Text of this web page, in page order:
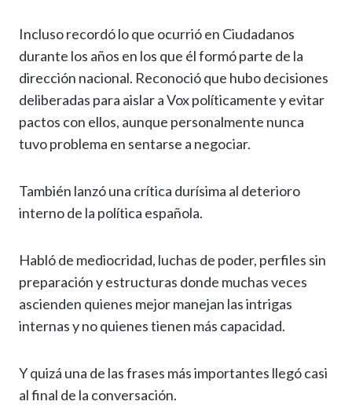
Incluso recordó lo que ocurrió en Ciudadanos
durante los años en los que él formó parte de la
dirección nacional. Reconoció que hubo decisiones
deliberadas para aislar a Vox políticamente y evitar
pactos con ellos, aunque personalmente nunca
tuvo problema en sentarse a negociar.
También lanzó una crítica durísima al deterioro
interno de la política española.
Habló de mediocridad, luchas de poder, perfiles sin
preparación y estructuras donde muchas veces
ascienden quienes mejor manejan las intrigas
internas y no quienes tienen más capacidad.
Y quizá una de las frases más importantes llegó casi
al final de la conversación.